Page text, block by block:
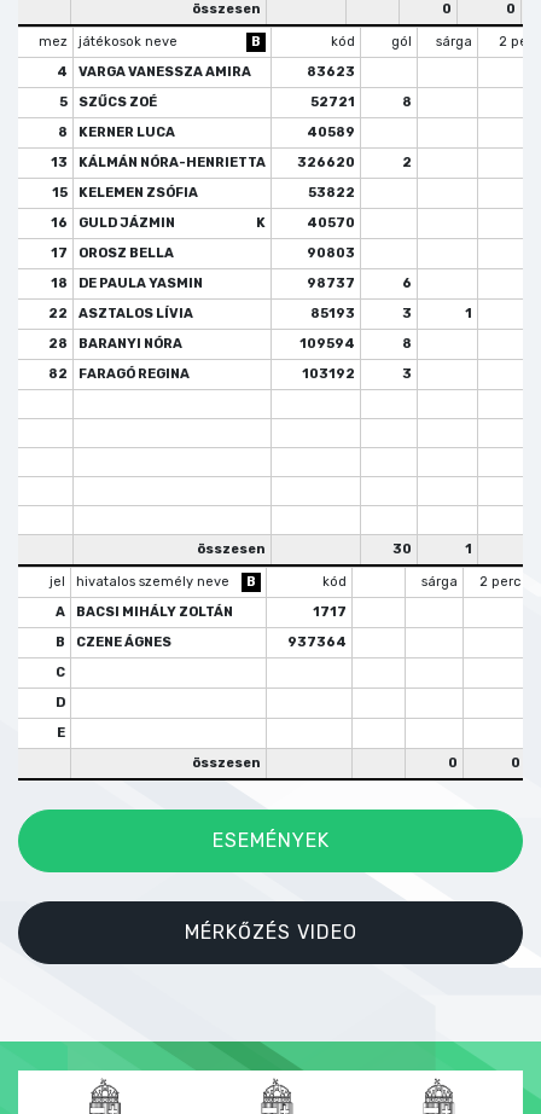
összesen
0 0
mez játékosok neve B kód gól sárga
2 perc
4
VARGA VANESSZA AMIRA
83623
5
SZŰCS ZOÉ 52721
8
8
KERNER LUCA
40589
13
KÁLMÁN NÓRA-HENRIETTA 326620
2
15
KELEMEN ZSÓFIA
53822
16
GULD JÁZMIN K
40570
17
OROSZ BELLA
90803
18
DE PAULA YASMIN 98737
6
22
ASZTALOS LÍVIA 85193 3
1
28
BARANYI NÓRA 109594
8
82
FARAGÓ REGINA 103192 3
összesen 30 1
jel hivatalos személy neve B kód sárga
2 perc
A
BACSI MIHÁLY ZOLTÁN
1717
B
CZENE ÁGNES
937364
C
D
E
összesen
0 0
ESEMÉNYEK
MÉRKŐZÉS VIDEO